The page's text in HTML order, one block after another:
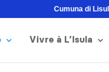
Cumuna di
Vivre à L’Isula